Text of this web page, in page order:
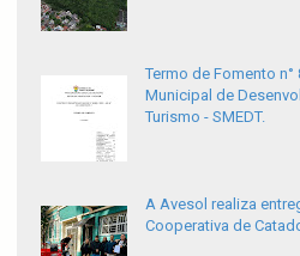
Termo de Fomento
Municipal de
Turismo - SMEDT.
A Avesol realiza
Cooperativa de